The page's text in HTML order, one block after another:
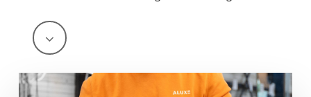
Navigate
to